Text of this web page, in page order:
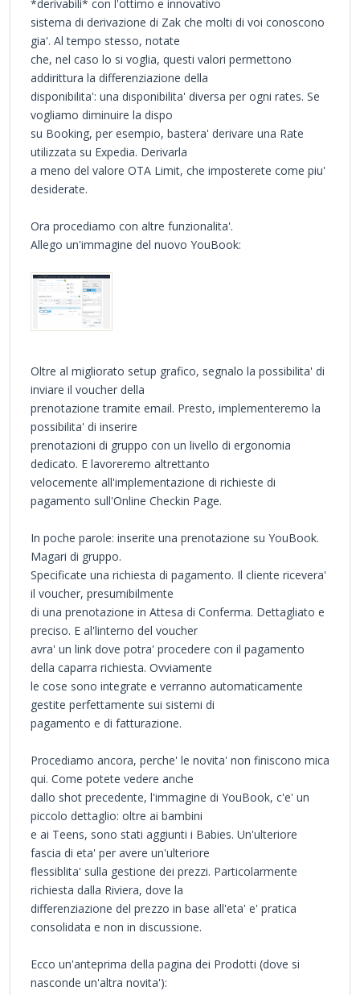
*derivabili* con l'ottimo e innovativo
sistema di derivazione di Zak che molti di voi conoscono
gia'. Al tempo stesso, notate
che, nel caso lo si voglia, questi valori permettono
addirittura la differenziazione della
disponibilita': una disponibilita' diversa per ogni rates. Se
vogliamo diminuire la dispo
su Booking, per esempio, bastera' derivare una Rate
utilizzata su Expedia. Derivarla
a meno del valore OTA Limit, che imposterete come piu'
desiderate.
Ora procediamo con altre funzionalita'.
Allego un'immagine del nuovo YouBook:
Oltre al migliorato setup grafico, segnalo la possibilita' di
inviare il voucher della
prenotazione tramite email. Presto, implementeremo la
possibilita' di inserire
prenotazioni di gruppo con un livello di ergonomia
dedicato. E lavoreremo altrettanto
velocemente all'implementazione di richieste di
pagamento sull'Online Checkin Page.
In poche parole: inserite una prenotazione su YouBook.
Magari di gruppo.
Specificate una richiesta di pagamento. Il cliente ricevera'
il voucher, presumibilmente
di una prenotazione in Attesa di Conferma. Dettagliato e
preciso. E al'linterno del voucher
avra' un link dove potra' procedere con il pagamento
della caparra richiesta. Ovviamente
le cose sono integrate e verranno automaticamente
gestite perfettamente sui sistemi di
pagamento e di fatturazione.
Procediamo ancora, perche' le novita' non finiscono mica
qui. Come potete vedere anche
dallo shot precedente, l'immagine di YouBook, c'e' un
piccolo dettaglio: oltre ai bambini
e ai Teens, sono stati aggiunti i Babies. Un'ulteriore
fascia di eta' per avere un'ulteriore
flessiblita' sulla gestione dei prezzi. Particolarmente
richiesta dalla Riviera, dove la
differenziazione del prezzo in base all'eta' e' pratica
consolidata e non in discussione.
Ecco un'anteprima della pagina dei Prodotti (dove si
nasconde un'altra novita'):